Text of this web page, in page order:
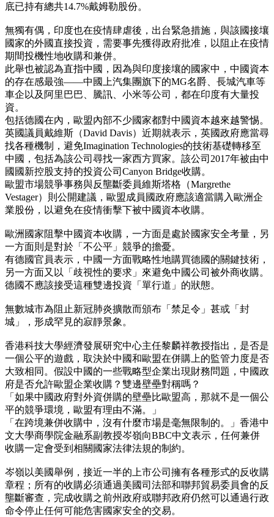
底已持有總共14.7%戴姆勒股份。
無獨有偶，印度也在疫情肆虐後，出台緊急措施，與該國接壤
國家的外國直接投資，需要事先獲得政府批准，以阻止在疫情
期間投機性地收購和兼併。
此舉也被認為直指中國，因為與印度接壤的國家中，中國資本
的存在感最強——中國上汽集團旗下的MG名爵、長城汽車等
車企以及阿里巴巴、騰訊、小米等公司，都在印度有大量投
資。
包括德國在內，歐盟內部不少國家都對中國資本越來越警惕。
英國議員戴維斯（David Davis）近期就表示，英國政府應當尋
找各種機制，避免Imagination Technologies的技術基礎轉移至
中國，包括為該公司尋找一家西方買家。該公司2017年被由中
國國新控股支持的投資公司Canyon Bridge收購。
歐盟市場競爭事務與反壟斷委員維斯塔格（Margrethe
Vestager）則公開建議，歐盟成員國政府應該適當購入歐洲企
業股份，以避免在疫情衝擊下被中國資本收購。
歐洲國家阻擊中國資本收購，一方面是處於國家安全考量，另
一方面則是對於「不公平」競爭的擔憂。
有德國官員表示，中國一方面戰略性地購買德國的關鍵技術，
另一方面又以「歧視性的要求」來避免中國公司被外商收購。
德國不應該接受這種雙邊投資「單行道」的狀態。
無數城市為阻止新冠肺炎擴散而頒布「禁足令」甚或「封
城」，形成罕見的寂靜景象。
香港科技大學經濟發展研究中心主任黎麟祥教授指出，是否是
一個公平的遊戲，取決於中國和歐盟在併購上的監管力度是否
大致相同。假設中國的一些戰略型企業出現財務問題，中國政
府是否允許歐盟企業收購？雙邊壁壘對稱嗎？
「如果中國政府對外資併購的壁壘比歐盟高，那就不是一個公
平的競爭環境，歐盟有理由不滿。」
「在跨境兼併收購中，沒有什麼市場是毫無限制的。」香港中
文大學商學院金融系副教授岑嶺向BBC中文表示，任何兼併
收購一定會受到相關國家法律法規的制約。
岑嶺以美國舉例，接近一半的上市公司擁有各種形式的反收購
章程；所有的收購必須通過美國司法部和聯邦貿易委員會的反
壟斷審查，完成收購之前州政府或聯邦政府仍然可以通過行政
命令停止任何可能危害國家安全的交易。